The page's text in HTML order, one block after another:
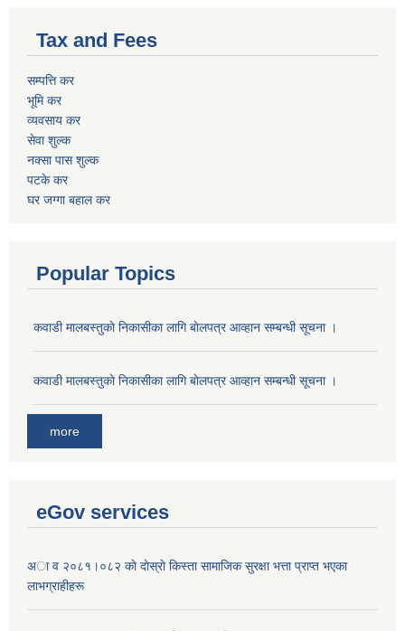
Tax and Fees
सम्पत्ति कर
भूमि कर
व्यवसाय कर
सेवा शुल्क
नक्सा पास शुल्क
पटके कर
घर जग्गा बहाल कर
Popular Topics
कवाडी मालबस्तुकाे निकासीका लागि बाेलपत्र आव्हान सम्बन्धी सूचना ।
कवाडी मालबस्तुकाे निकासीका लागि बाेलपत्र आव्हान सम्बन्धी सूचना ।
more
eGov services
अा व २०८१।०८२ काे दाेस्राे किस्ता सामाजिक सुरक्षा भत्ता प्राप्त भएका
लाभग्राहीहरू